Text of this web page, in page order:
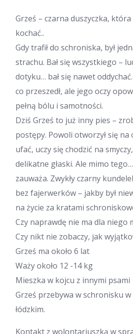
Grześ – czarna duszyczka,
kochać..
Gdy trafił do schroniska, był
strachu. Bał się wszystkiego –
dotyku… bał się nawet
co przeszedł, ale jego oczy
pełną bólu i samotności.
Dziś Grześ to już inny pies –
postępy. Powoli otworzył się na
ufać, uczy się chodzić na
delikatne głaski. Ale mimo
zauważa. Zwykły czarny
bez fajerwerków – jakby był
na życie za kratami
Czy naprawdę nie ma dla niego
Czy nikt nie zobaczy, jak
Grześ ma około 6 lat
Waży około 12 -14 kg
Mieszka w kojcu z innymi psami
Grześ przebywa w schronisku
łódzkim.
Kontakt z wolontariuszką w